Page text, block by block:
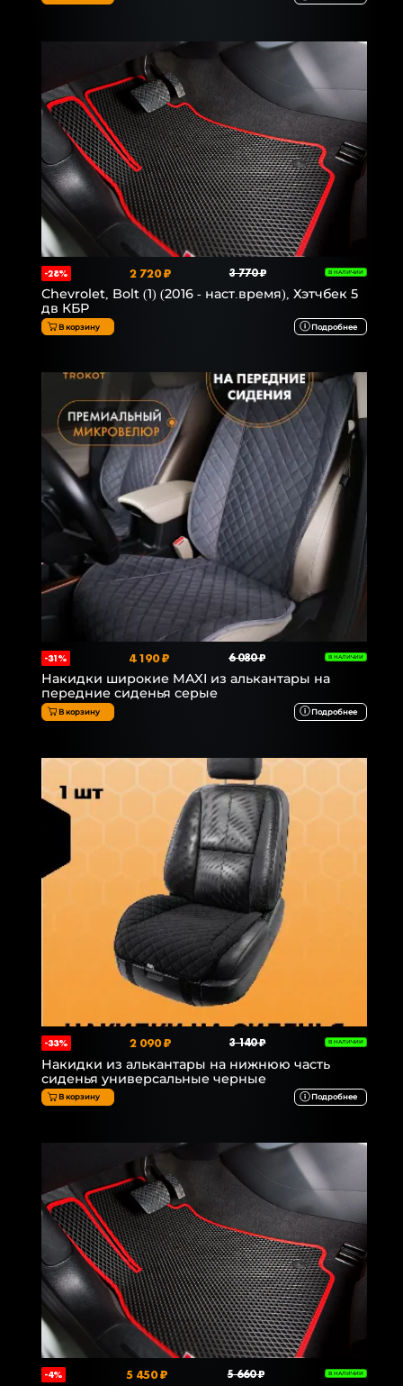
-28% 2 720 ₽ 3 770 ₽ В НАЛИЧИИ
Chevrolet, Bolt (1) (2016 - наст.время), Хэтчбек 5
дв КБР
В корзину Подробнее
-31% 4 190 ₽ 6 080 ₽ В НАЛИЧИИ
Накидки широкие MAXI из алькантары на
передние сиденья серые
В корзину Подробнее
-33% 2 090 ₽ 3 140 ₽ В НАЛИЧИИ
Накидки из алькантары на нижнюю часть
сиденья универсальные черные
В корзину Подробнее
-4% 5 450 ₽ 5 660 ₽ В НАЛИЧИИ